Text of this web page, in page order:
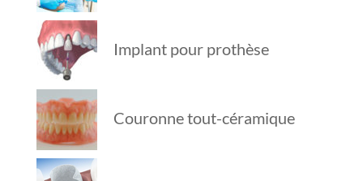
Implant pour prothèse
Couronne tout-céramique